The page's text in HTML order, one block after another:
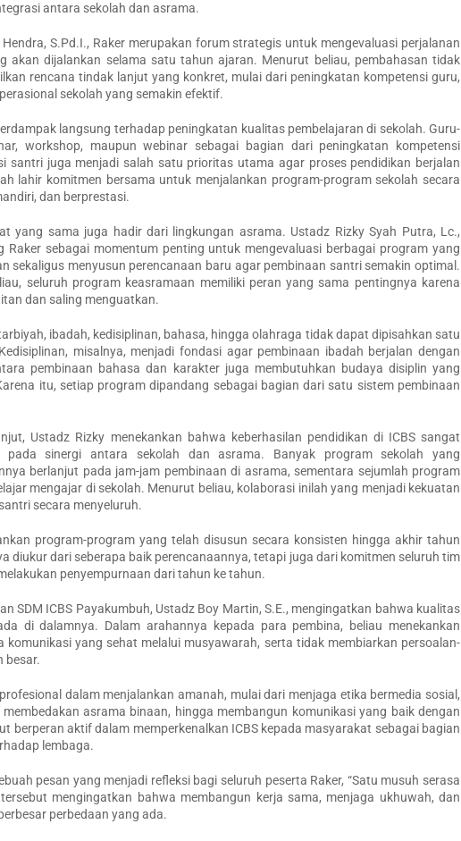
antara sekolah dan asrama.
S.Pd.I., Raker merupakan forum strategis untuk mengevaluasi perjalanan
akan dijalankan selama satu tahun ajaran. Menurut beliau, pembahasan tidak
rencana tindak lanjut yang konkret, mulai dari peningkatan kompetensi guru,
sekolah yang semakin efektif.
langsung terhadap peningkatan kualitas pembelajaran di sekolah. Guru-
workshop, maupun webinar sebagai bagian dari peningkatan kompetensi
santri juga menjadi salah satu prioritas utama agar proses pendidikan berjalan
lahir komitmen bersama untuk menjalankan program-program sekolah secara
dan berprestasi.
yang sama juga hadir dari lingkungan asrama. Ustadz Rizky Syah Putra, Lc.,
Raker sebagai momentum penting untuk mengevaluasi berbagai program yang
sekaligus menyusun perencanaan baru agar pembinaan santri semakin optimal.
seluruh program keasramaan memiliki peran yang sama pentingnya karena
dan saling menguatkan.
ibadah, kedisiplinan, bahasa, hingga olahraga tidak dapat dipisahkan satu
misalnya, menjadi fondasi agar pembinaan ibadah berjalan dengan
pembinaan bahasa dan karakter juga membutuhkan budaya disiplin yang
itu, setiap program dipandang sebagai bagian dari satu sistem pembinaan
Ustadz Rizky menekankan bahwa keberhasilan pendidikan di ICBS sangat
pada sinergi antara sekolah dan asrama. Banyak program sekolah yang
berlanjut pada jam-jam pembinaan di asrama, sementara sejumlah program
mengajar di sekolah. Menurut beliau, kolaborasi inilah yang menjadi kekuatan
secara menyeluruh.
program-program yang telah disusun secara konsisten hingga akhir tahun
diukur dari seberapa baik perencanaannya, tetapi juga dari komitmen seluruh tim
penyempurnaan dari tahun ke tahun.
SDM ICBS Payakumbuh, Ustadz Boy Martin, S.E., mengingatkan bahwa kualitas
di dalamnya. Dalam arahannya kepada para pembina, beliau menekankan
yang sehat melalui musyawarah, serta tidak membiarkan persoalan-
besar.
dalam menjalankan amanah, mulai dari menjaga etika bermedia sosial,
asrama binaan, hingga membangun komunikasi yang baik dengan
berperan aktif dalam memperkenalkan ICBS kepada masyarakat sebagai bagian
lembaga.
pesan yang menjadi refleksi bagi seluruh peserta Raker, “Satu musuh serasa
mengingatkan bahwa membangun kerja sama, menjaga ukhuwah, dan
perbedaan yang ada.